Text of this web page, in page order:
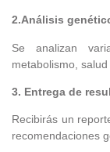
2.Análisis
Se analizan
metabolismo,
3. Entrega de
Recibirás un
recomendaciones